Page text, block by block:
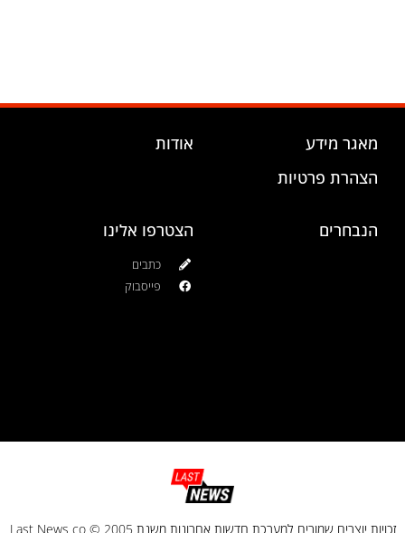
מאגר מידע
הצהרת פרטיות
אודות
הנבחרים הצטרפו אלינו
כתבים
פייסבוק
זכויות יוצרים שמורים למערכת חדשות אחרונות משנת 2005 © Last News co